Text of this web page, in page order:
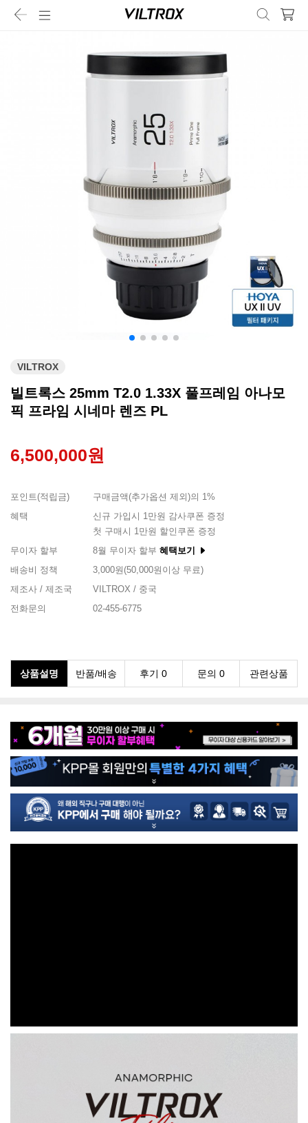
VILTROX
빌트록스 25mm T2.0 1.33X 풀프레임 아나모
픽 프라임 시네마 렌즈 PL
6,500,000원
포인트(적립금)
구매금액(추가옵션 제외)의 1%
혜택
신규 가입시 1만원 감사쿠폰 증정
첫 구매시 1만원 할인쿠폰 증정
무이자 할부
8월 무이자 할부 혜택보기
배송비 정책
3,000원(50,000원이상 무료)
제조사 / 제조국
VILTROX / 중국
전화문의
02-455-6775
상품설명 반품/배송 후기 0 문의 0 관련상품